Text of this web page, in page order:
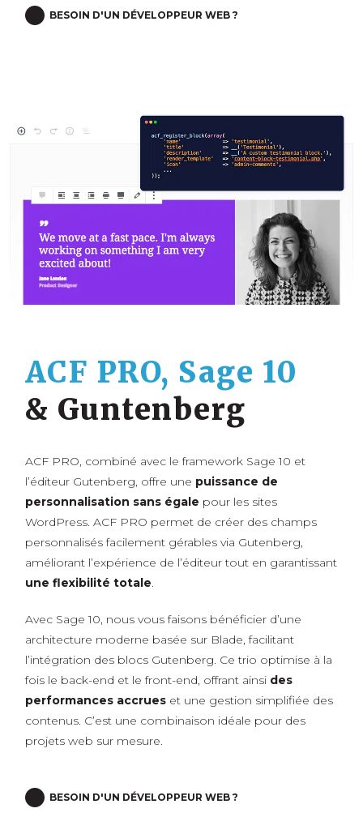
BESOIN D'UN DÉVELOPPEUR WEB ?
ACF PRO, Sage 10
& Guntenberg
ACF PRO, combiné avec le framework Sage 10 et
l’éditeur Gutenberg, offre une puissance de
personnalisation sans égale pour les sites
WordPress. ACF PRO permet de créer des champs
personnalisés facilement gérables via Gutenberg,
améliorant l’expérience de l’éditeur tout en garantissant
une flexibilité totale.
Avec Sage 10, nous vous faisons bénéficier d’une
architecture moderne basée sur Blade, facilitant
l’intégration des blocs Gutenberg. Ce trio optimise à la
fois le back-end et le front-end, offrant ainsi des
performances accrueset une gestion simplifiée des
contenus. C’est une combinaison idéale pour des
projets web sur mesure.
BESOIN D'UN DÉVELOPPEUR WEB ?